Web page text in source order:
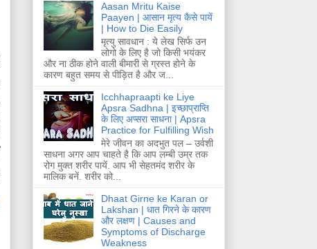
Aasan Mritu Kaise
Paayen | आसान मृत्य कैसे पायें
| How to Die Easily
मृत्यु सावधान : ये लेख सिर्फ उन
लोगो के लिए है जो किसी भयंकर
और ना ठीक होने वाली बीमारी से ग्रस्त होने के
कारण बहुत समय से पीड़ित है और ज...
Icchhapraapti ke Liye
Apsra Sadhna | इच्छाप्राप्ति
के लिए अप्सरा साधना | Apsra
Practice for Fulfilling Wish
मेरे जीवन का अदभुत पल – उर्वशी
साधना अगर आप चाहते है कि आप लम्बी उम्र तक
रोग मुक्त शरीर पायें. आप भी सेहतमंद शरीर के
मालिक बनें. शरीर को...
Dhaat Girne ke Karan or
Lakshan | धात गिरने के कारण
और लक्षण | Causes and
Symptoms of Discharge
Weakness